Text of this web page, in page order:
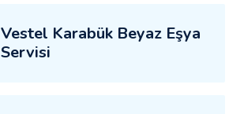
Vestel Karabük Beyaz Eşya
Servisi